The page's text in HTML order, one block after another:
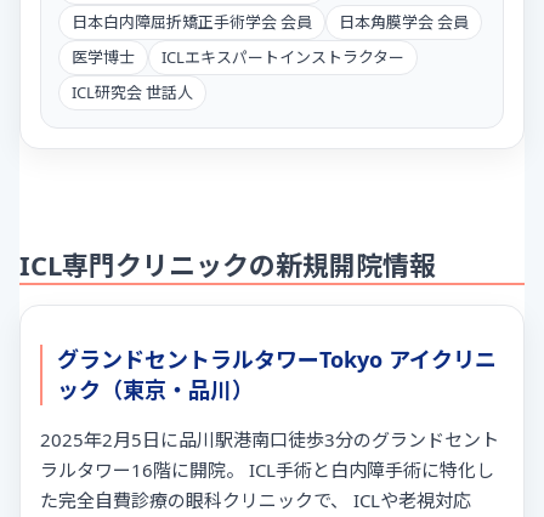
日本白内障屈折矯正手術学会 会員
日本角膜学会 会員
医学博士
ICLエキスパートインストラクター
ICL研究会 世話人
ICL専門クリニックの新規開院情報
グランドセントラルタワーTokyo アイクリニ
ック（東京・品川）
2025年2月5日に品川駅港南口徒歩3分のグランドセント
ラルタワー16階に開院。 ICL手術と白内障手術に特化し
た完全自費診療の眼科クリニックで、 ICLや老視対応